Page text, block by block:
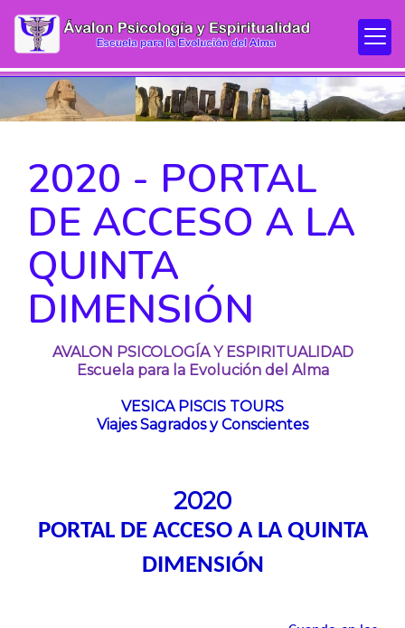
2020 - PORTAL
DE ACCESO A LA
QUINTA
DIMENSIÓN
AVALON PSICOLOGÍA Y ESPIRITUALIDAD
Escuela para la Evolución del Alma
VESICA PISCIS TOURS
Viajes Sagrados y Conscientes
2020
PORTAL DE ACCESO A LA QUINTA
DIMENSIÓN